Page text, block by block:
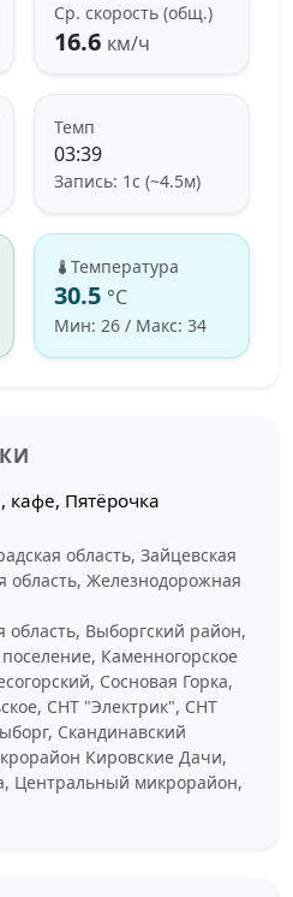
Ср. скорость (общ.)
16.6 км/ч
Темп
03:39
Запись: 1с (~4.5м)
Температура
30.5 °C
Мин: 26 / Макс: 34
кафе, Пятёрочка
область, Зайцевская
область, Железнодорожная
область, Выборгский район,
поселение, Каменногорское
Сосновая Горка,
СНТ "Электрик", СНТ
Скандинавский
Кировские Дачи,
Центральный микрорайон,